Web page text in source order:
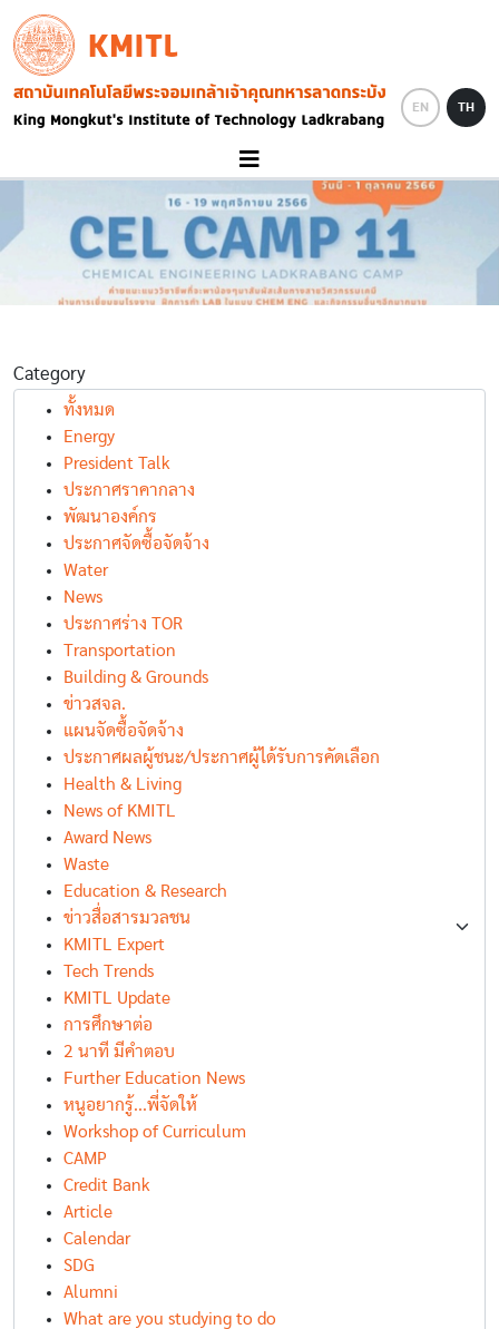
Skip to main content
KMITL
Image
EN TH
Category
ทั้งหมด
Energy
President Talk
ประกาศราคากลาง
พัฒนาองค์กร
ประกาศจัดซื้อจัดจ้าง
Water
News
ประกาศร่าง TOR
Transportation
Building & Grounds
ข่าวสจล.
แผนจัดซื้อจัดจ้าง
ประกาศผลผู้ชนะ/ประกาศผู้ได้รับการคัดเลือก
Health & Living
News of KMITL
Award News
Waste
Education & Research
ข่าวสื่อสารมวลชน
KMITL Expert
Tech Trends
KMITL Update
การศึกษาต่อ
2 นาที มีคำตอบ
Further Education News
หนูอยากรู้...พี่จัดให้
Workshop of Curriculum
CAMP
Credit Bank
Article
Calendar
SDG
Alumni
What are you studying to do